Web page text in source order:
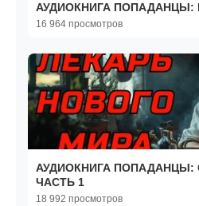
АУДИОКНИГА ПОПАДАНЦЫ:
16 964 просмотров
АУДИОКНИГА ПОПАДАНЦЫ:
ЧАСТЬ 1
18 992 просмотров